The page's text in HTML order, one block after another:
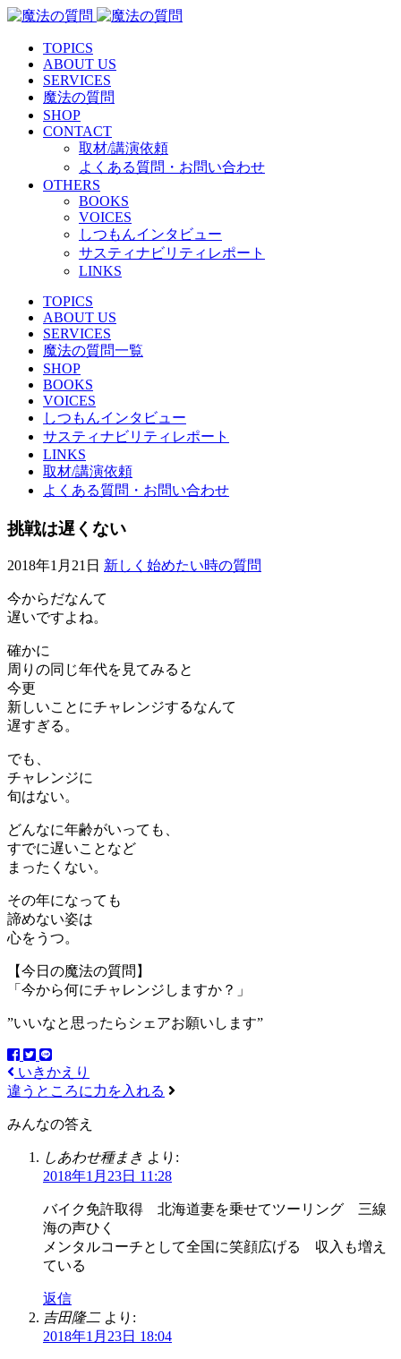
TOPICS
ABOUT US
SERVICES
魔法の質問
SHOP
CONTACT
取材/講演依頼
よくある質問・お問い合わせ
OTHERS
BOOKS
VOICES
しつもんインタビュー
サスティナビリティレポート
LINKS
TOPICS
ABOUT US
SERVICES
魔法の質問一覧
SHOP
BOOKS
VOICES
しつもんインタビュー
サスティナビリティレポート
LINKS
取材/講演依頼
よくある質問・お問い合わせ
挑戦は遅くない
2018年1月21日 新しく始めたい時の質問
今からだなんて
遅いですよね。
確かに
周りの同じ年代を見てみると
今更
新しいことにチャレンジするなんて
遅すぎる。
でも、
チャレンジに
旬はない。
どんなに年齢がいっても、
すでに遅いことなど
まったくない。
その年になっても
諦めない姿は
心をうつ。
【今日の魔法の質問】
「今から何にチャレンジしますか？」
”いいなと思ったらシェアお願いします”
いきかえり
違うところに力を入れる
みんなの答え
しあわせ種まき より:
2018年1月23日 11:28
バイク免許取得 北海道妻を乗せてツーリング 三線
海の声ひく
メンタルコーチとして全国に笑顔広げる 収入も増え
ている
返信
吉田隆二 より:
2018年1月23日 18:04